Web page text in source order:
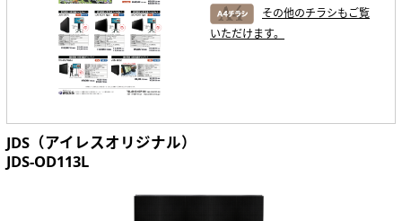
その他のチラシもご覧
いただけます。
JDS（アイレスオリジナル）
JDS-OD113L